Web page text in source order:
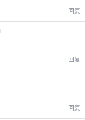
回复
回复
回复